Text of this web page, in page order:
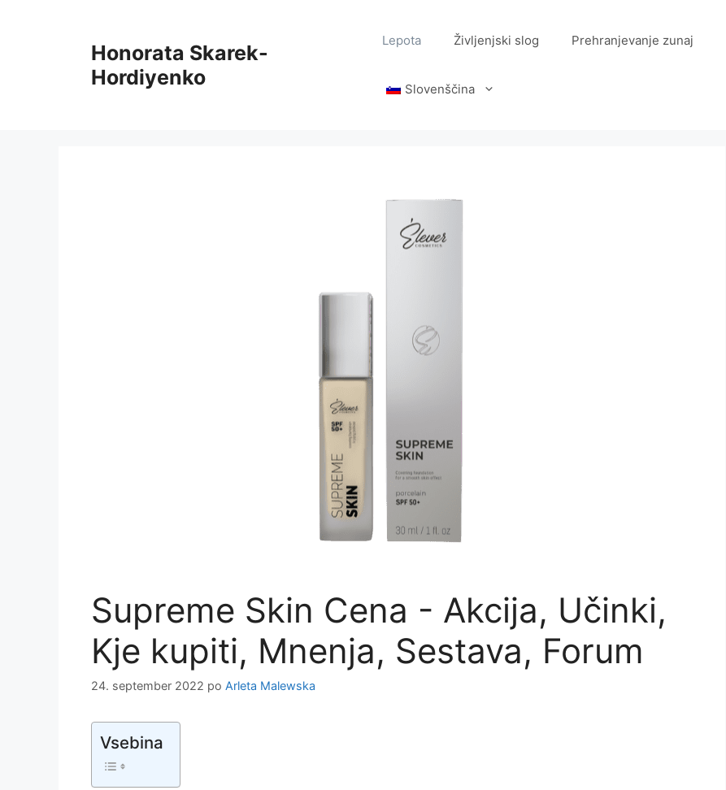
Honorata Skarek-
Hordiyenko
Lepota Življenjski slog Prehranjevanje zunaj
Slovenščina
Supreme Skin Cena - Akcija, Učinki,
Kje kupiti, Mnenja, Sestava, Forum
24. september 2022 po Arleta Malewska
Vsebina